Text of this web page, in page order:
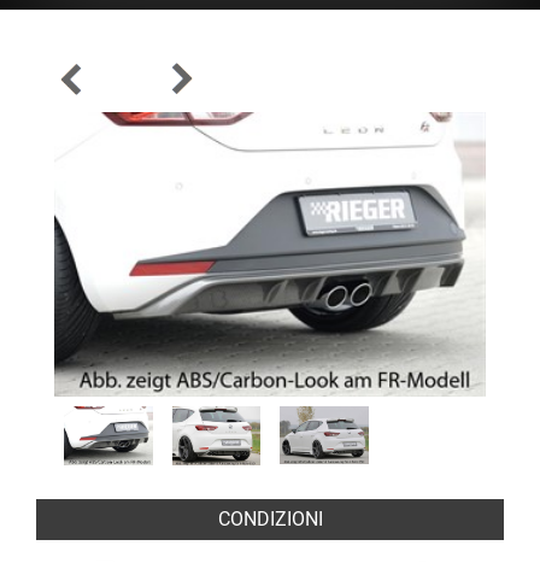
CONDIZIONI